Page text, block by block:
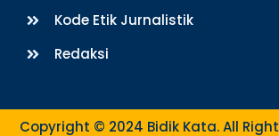
Kode Etik Jurnalistik
Redaksi
Copyright © 2024 Bidik Kata. All